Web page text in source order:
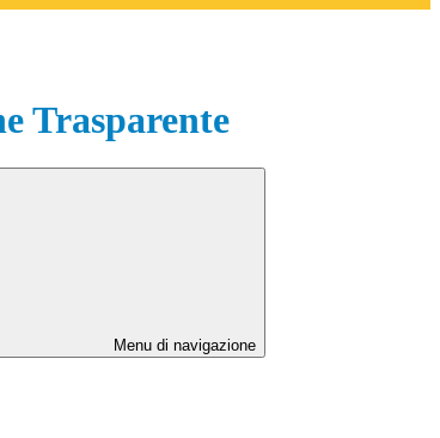
Trasparente
Menu di navigazione